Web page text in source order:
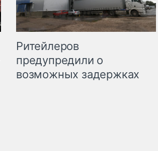
Ритейлеров
предупредили о
возможных задержках